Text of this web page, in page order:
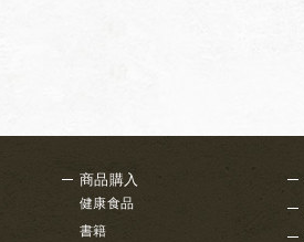
商品購入
健康食品
書籍